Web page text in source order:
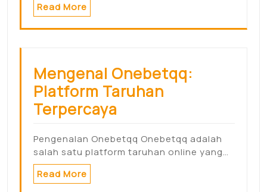
Read More
Mengenal Onebetqq:
Platform Taruhan
Terpercaya
Pengenalan Onebetqq Onebetqq adalah
salah satu platform taruhan online yang…
Read More